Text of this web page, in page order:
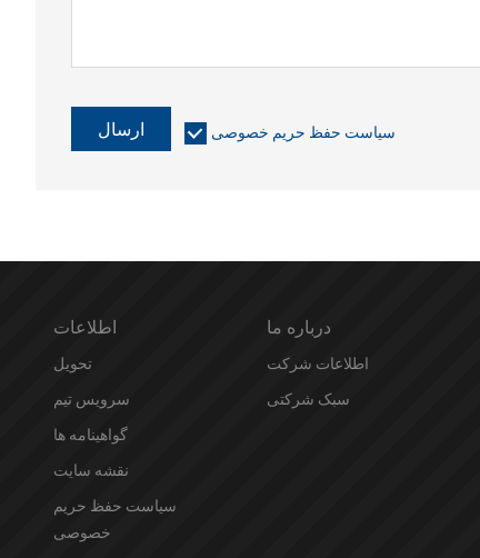
ارسال سیاست حفظ حریم خصوصی
اطلاعات
تحویل
سرویس تیم
گواهینامه ها
نقشه سایت
سیاست حفظ حریم
خصوصی
درباره ما
اطلاعات شرکت
سبک شرکتی